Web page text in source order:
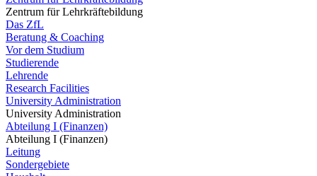
Zentrum für Lehrkräftebildung
Das ZfL
Beratung & Coaching
Vor dem Studium
Studierende
Lehrende
Research Facilities
University Administration
University Administration
Abteilung I (Finanzen)
Abteilung I (Finanzen)
Leitung
Sondergebiete